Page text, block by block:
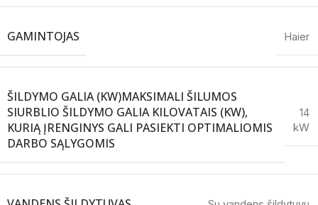
GAMINTOJAS Haier
ŠILDYMO GALIA (KW)MAKSIMALI ŠILUMOS
SIURBLIO ŠILDYMO GALIA KILOVATAIS (KW),
KURIĄ ĮRENGINYS GALI PASIEKTI OPTIMALIOMIS
DARBO SĄLYGOMIS
14
kW